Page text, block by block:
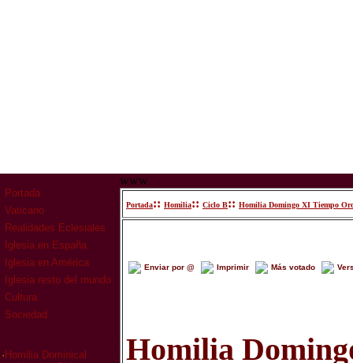
Portada
Vaticano
Realidades Eclesiales
Iglesia en España
Iglesia en América
Iglesia resto del mundo
Cultura
Sociedad
· Homilia Dominical
www
Portada:: Homilia:: Ciclo B:: Homilia Domingo XI Tiempo
Enviar por @ Imprimir Más votado
Homilia